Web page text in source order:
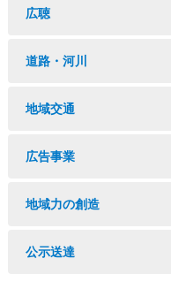
広聴
道路・河川
地域交通
広告事業
地域力の創造
公示送達